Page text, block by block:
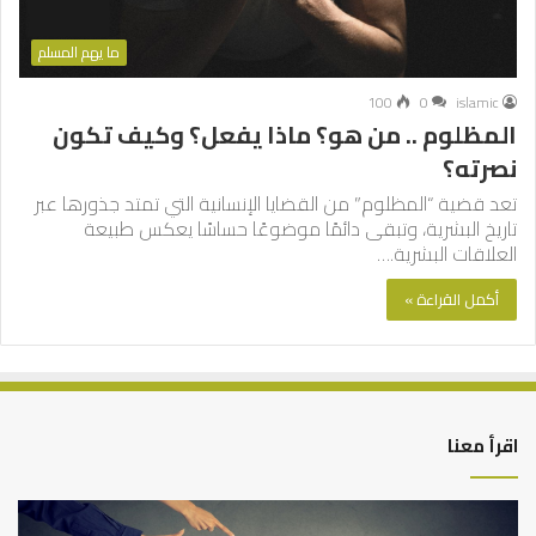
ما يهم المسلم
islamic
0
100
المظلوم .. من هو؟ ماذا يفعل؟ وكيف تكون
نصرته؟
تعد قضية “المظلوم” من القضايا الإنسانية التي تمتد جذورها عبر
تاريخ البشرية، وتبقى دائمًا موضوعًا حساسًا يعكس طبيعة
العلاقات البشرية.…
أكمل القراءة »
اقرأ معنا
التوازن